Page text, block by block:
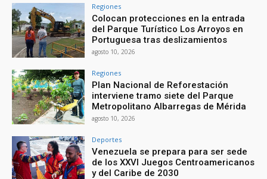
Regiones
Colocan protecciones en la entrada
del Parque Turístico Los Arroyos en
Portuguesa tras deslizamientos
agosto 10, 2026
Regiones
Plan Nacional de Reforestación
interviene tramo siete del Parque
Metropolitano Albarregas de Mérida
agosto 10, 2026
Deportes
Venezuela se prepara para ser sede
de los XXVI Juegos Centroamericanos
y del Caribe de 2030